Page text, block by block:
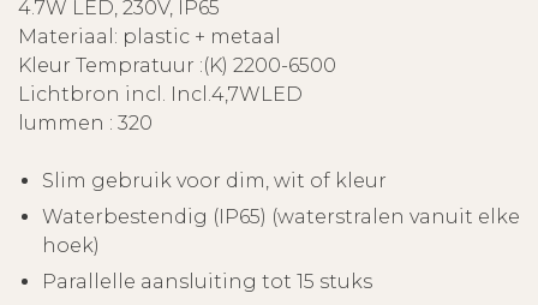
4.7W LED, 230V, IP65
Materiaal: plastic + metaal
Kleur Tempratuur :(K) 2200-6500
Lichtbron incl. Incl.4,7WLED
lummen : 320
Slim gebruik voor dim, wit of kleur
Waterbestendig (IP65) (waterstralen vanuit elke
hoek)
Parallelle aansluiting tot 15 stuks